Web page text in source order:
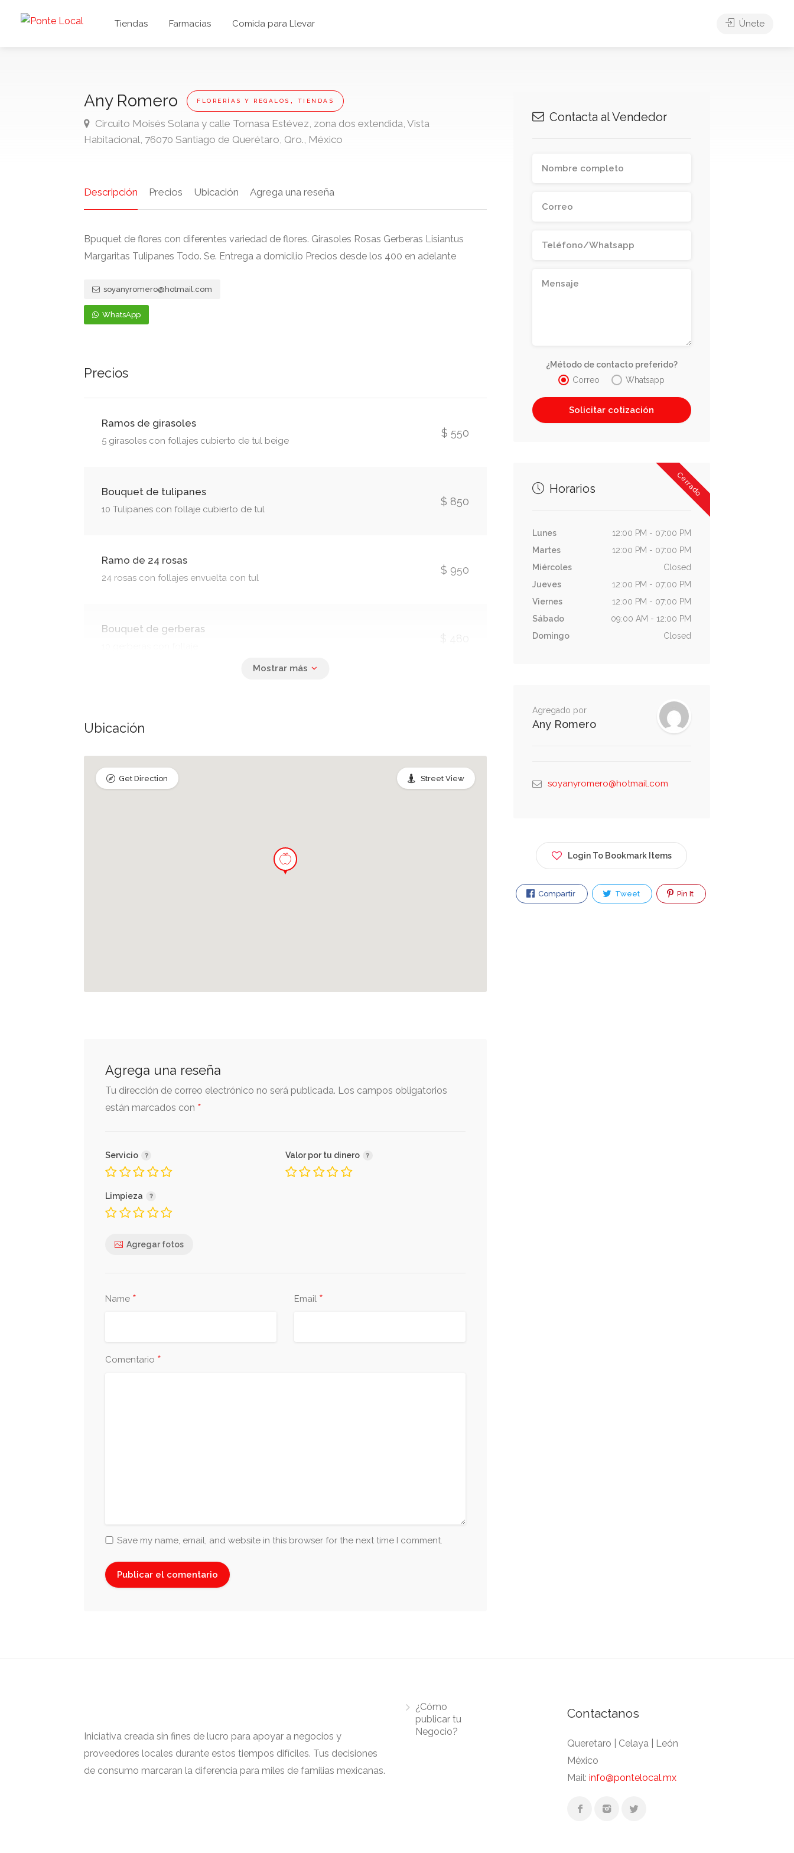
Tiendas Farmacias Comida para Llevar Únete
Any Romero FLORERÍAS Y REGALOS , TIENDAS
Circuito Moisés Solana y calle Tomasa Estévez, zona dos extendida, Vista
Habitacional, 76070 Santiago de Querétaro, Qro., México
Descripción Precios Ubicación Agrega una reseña
Bpuquet de flores con diferentes variedad de flores. Girasoles Rosas Gerberas Lisiantus
Margaritas Tulipanes Todo. Se. Entrega a domicilio Precios desde los 400 en adelante
soyanyromero@hotmail.com
WhatsApp
Precios
Ramos de girasoles
5 girasoles con follajes cubierto de tul beige
$ 550
Bouquet de tulipanes
10 Tulipanes con follaje cubierto de tul
$ 850
Ramo de 24 rosas
24 rosas con follajes envuelta con tul
$ 950
Bouquet de gerberas
Ubicación
Street View
Get Direction
Agrega una reseña
Tu dirección de correo electrónico no será publicada. Los campos obligatorios
están marcados con *
Servicio Valor por tu dinero
Limpieza
Agregar fotos
Name * Email *
Comentario *
Save my name, email, and website in this browser for the next time I comment.
Contacta al Vendedor
¿Método de contacto preferido?
Correo
Whatsapp
Cerrado
Horarios
Lunes
12:00 PM - 07:00 PM
Martes
12:00 PM - 07:00 PM
Miércoles
Closed
Jueves
12:00 PM - 07:00 PM
Viernes
12:00 PM - 07:00 PM
Sábado
09:00 AM - 12:00 PM
Domingo
Closed
Agregado por
Any Romero
soyanyromero@hotmail.com
Login To Bookmark Items
Compartir Tweet Pin It
Iniciativa creada sin fines de lucro para apoyar a negocios y
proveedores locales durante estos tiempos difíciles. Tus decisiones
de consumo marcaran la diferencia para miles de familias mexicanas.
¿Cómo
publicar tu
Negocio?
Contactanos
Queretaro | Celaya | León
México
Mail: info@pontelocal.mx